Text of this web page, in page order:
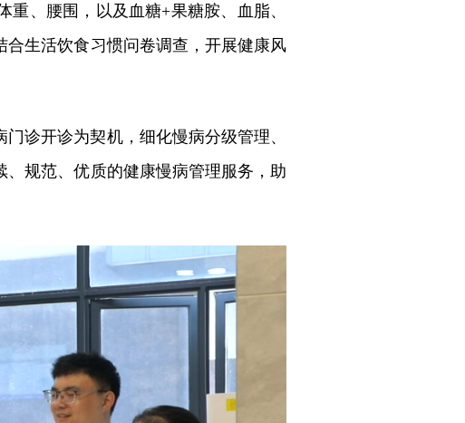
、腰围，以及血糖+果糖胺、血脂、
生活饮食习惯问卷调查，开展健康风
诊开诊为契机，细化慢病分级管理、
规范、优质的健康慢病管理服务，助